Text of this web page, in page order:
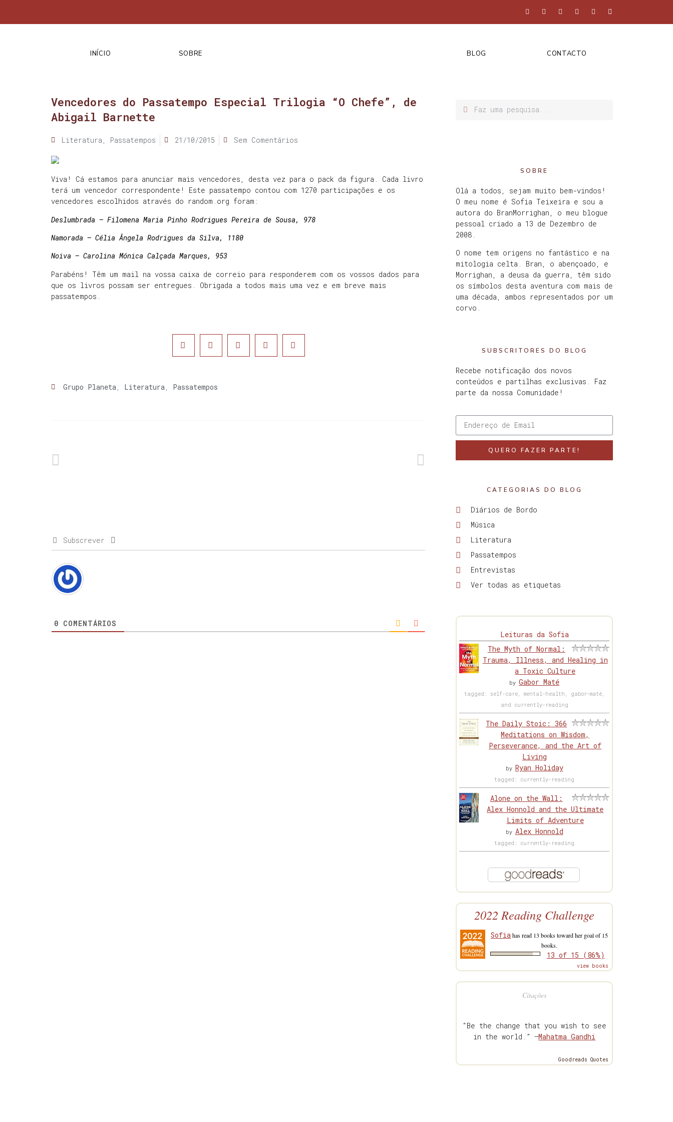
INÍCIO SOBRE BLOG CONTACTO
Vencedores do Passatempo Especial Trilogia “O Chefe”, de
Abigail Barnette
Literatura , Passatempos 21/10/2015 Sem Comentários
Viva! Cá estamos para anunciar mais vencedores, desta vez para o pack da figura. Cada livro
terá um vencedor correspondente! Este passatempo contou com 1270 participações e os
vencedores escolhidos através do random.org foram:
Deslumbrada – Filomena Maria Pinho Rodrigues Pereira de Sousa, 978
Namorada – Célia Ângela Rodrigues da Silva, 1180
Noiva – Carolina Mónica Calçada Marques, 953
Parabéns! Têm um mail na vossa caixa de correio para responderem com os vossos dados para
que os livros possam ser entregues. Obrigada a todos mais uma vez e em breve mais
passatempos.
Grupo Planeta, Literatura, Passatempos
Subscrever
0 COMENTÁRIOS
SOBRE
Olá a todos, sejam muito bem-vindos!
O meu nome é Sofia Teixeira e sou a
autora do BranMorrighan, o meu blogue
pessoal criado a 13 de Dezembro de
2008.
O nome tem origens no fantástico e na
mitologia celta. Bran, o abençoado, e
Morrighan, a deusa da guerra, têm sido
os símbolos desta aventura com mais de
uma década, ambos representados por um
corvo.
SUBSCRITORES DO BLOG
Recebe notificação dos novos
conteúdos e partilhas exclusivas. Faz
parte da nossa Comunidade!
QUERO FAZER PARTE!
CATEGORIAS DO BLOG
Diários de Bordo
Música
Literatura
Passatempos
Entrevistas
Ver todas as etiquetas
Leituras da Sofia
The Myth of Normal:
Trauma, Illness, and Healing in
a Toxic Culture
byGabor Maté
tagged: self-care, mental-health, gabor-maté,
and currently-reading
The Daily Stoic: 366
Meditations on Wisdom,
Perseverance, and the Art of
Living
by Ryan Holiday
tagged: currently-reading
Alone on the Wall:
Alex Honnold and the Ultimate
Limits of Adventure
by Alex Honnold
tagged: currently-reading
2022 Reading Challenge
Sofiahas read 13 books toward her goal of 15
books.
13 of 15 (86%)
view books
Citações
“Be the change that you wish to see
in the world.” —Mahatma Gandhi
Goodreads Quotes